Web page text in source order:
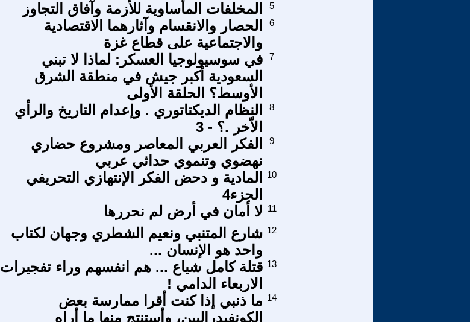
المخلفات المأساوية للأزمة وآفاق التجاوز
5
الحصار والانقسام وآثارهما الاقتصادية
والاجتماعية على قطاع غزة
6
في سوسيولوجيا العسكر: لماذا لا تبني
السعودية أكبر جيش في منطقة الشرق
الأوسط؟ الحلقة الأولى
7
النظام الديكتاتوري . وإعدام التاريخ والرأي
الاّخر .؟ - 3
8
الفكر العربي المعاصر ومشروع حضاري
نهضوي وتنموي حداثي عربي
9
المادية و دحض الفكر الإنتهازي التحريفي
الجزء4
10
لا أمان في أرض لم نحررها 11
شارع المتنبي ونعيم الشطري وجهان لكتاب
واحد هو الإنسان ...
12
قتلة كامل شياع ... هم انفسهم وراء تفجيرات
الاربعاء الدامي !
13
ما ذنبي إذا كنت أقرا ممارسة بعض
الكونفيدراليين، وأستنتج منها ما أراه
14